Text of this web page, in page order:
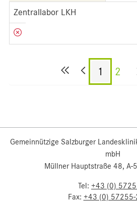
Zentrallabor LKH
1 2
Gemeinnützige Salzburger
mbH
Müllner Hauptstraße 48, A-
Tel: +43 (0)
Fax: +43 (0)